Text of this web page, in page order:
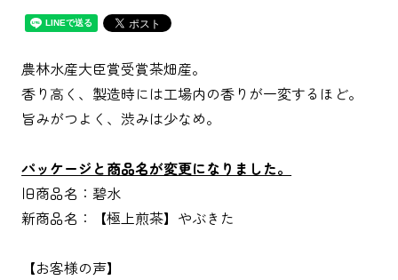
農林水産大臣賞受賞茶畑産。
香り高く、製造時には工場内の香りが一変するほど。
旨みがつよく、渋みは少なめ。
パッケージと商品名が変更になりました。
旧商品名：碧水
新商品名：【極上煎茶】やぶきた
【お客様の声】